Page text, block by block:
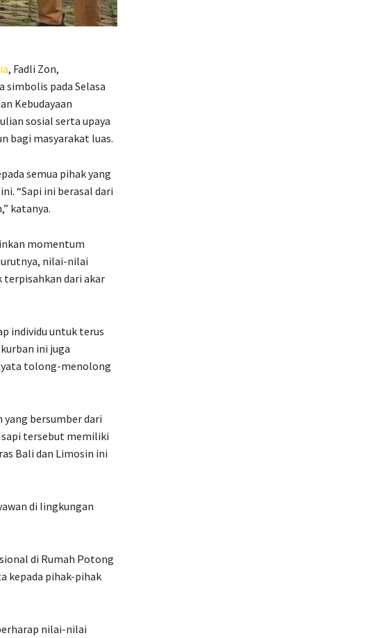
, Fadli Zon,
simbolis pada Selasa
Kebudayaan
sosial serta upaya
bagi masyarakat luas.
semua pihak yang
“Sapi ini berasal dari
katanya.
momentum
nilai-nilai
terpisahkan dari akar
individu untuk terus
ini juga
tolong-menolong
bersumber dari
sapi tersebut memiliki
Bali dan Limosin ini
di lingkungan
di Rumah Potong
kepada pihak-pihak
nilai-nilai